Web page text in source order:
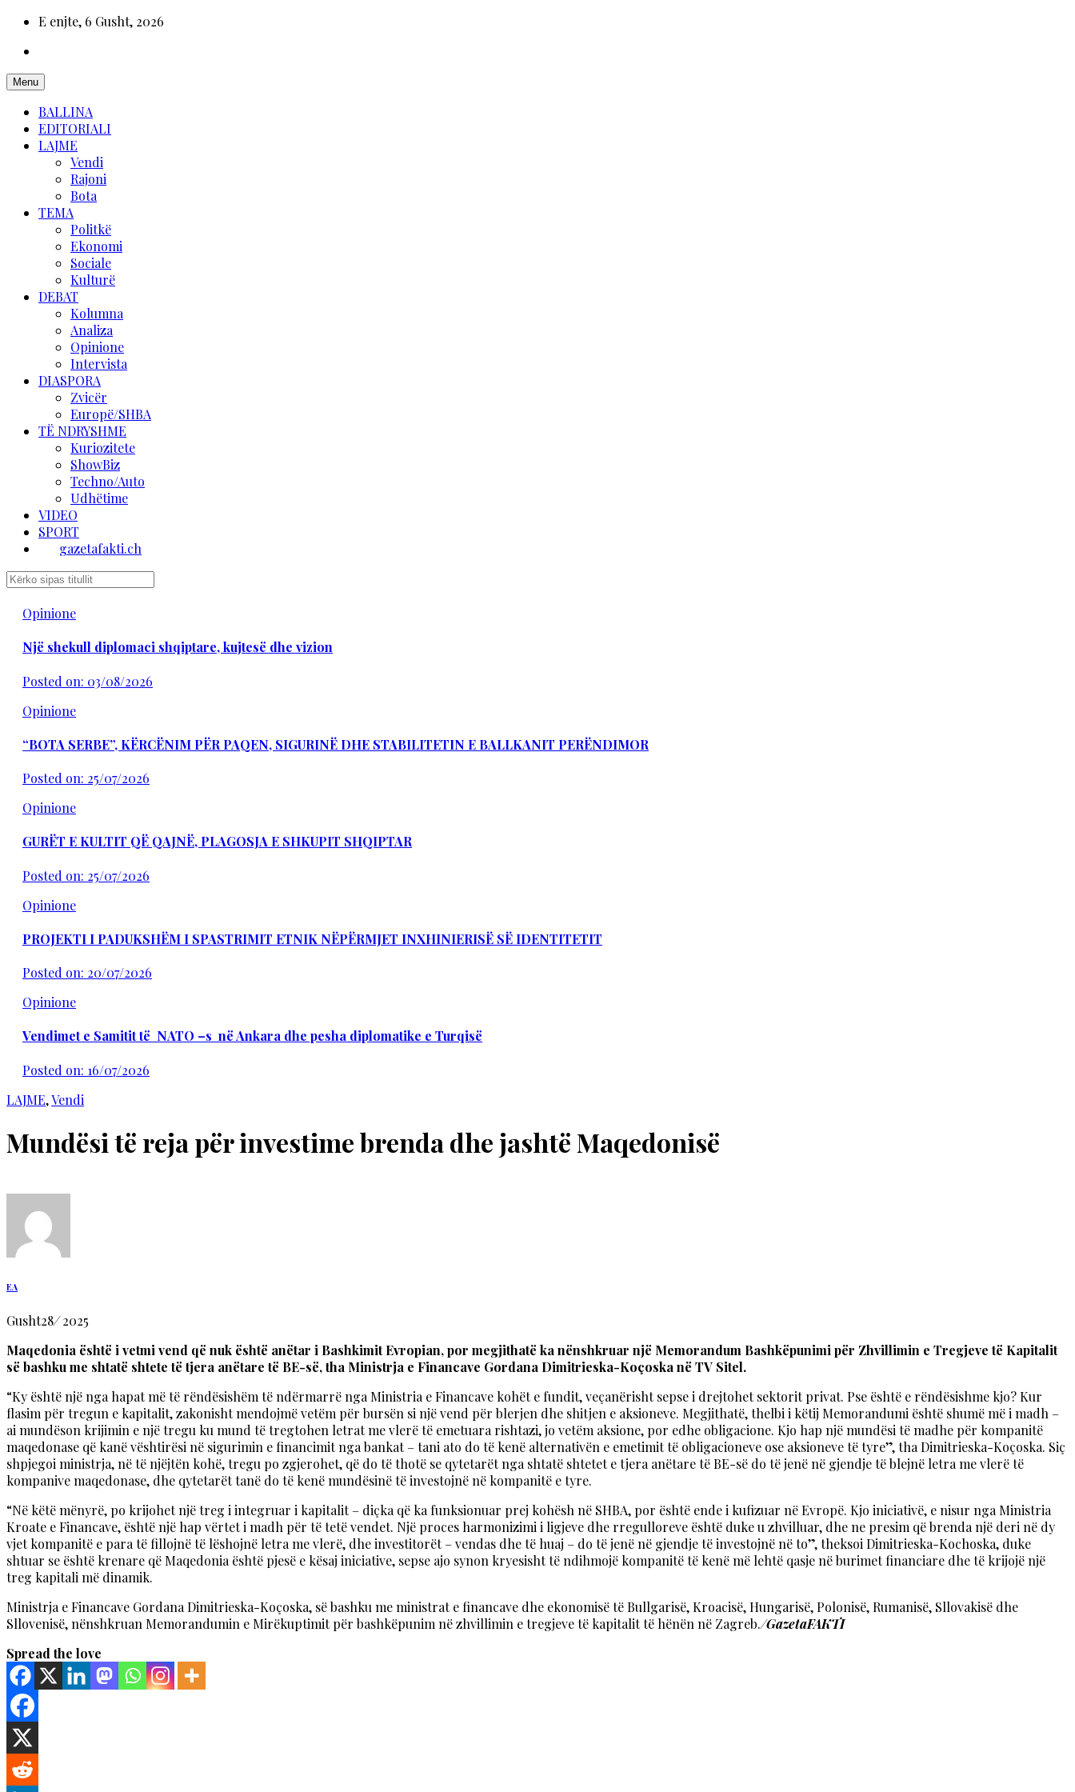
E enjte, 6 Gusht, 2026
Menu
BALLINA
EDITORIALI
LAJME
Vendi
Rajoni
Bota
TEMA
Politkë
Ekonomi
Sociale
Kulturë
DEBAT
Kolumna
Analiza
Opinione
Intervista
DIASPORA
Zvicër
Europë/SHBA
TË NDRYSHME
Kuriozitete
ShowBiz
Techno/Auto
Udhëtime
VIDEO
SPORT
gazetafakti.ch
Opinione
Një shekull diplomaci shqiptare, kujtesë dhe vizion
Posted on: 03/08/2026
Opinione
“BOTA SERBE”, KËRCËNIM PËR PAQEN, SIGURINË DHE STABILITETIN E BALLKANIT PERËNDIMOR
Posted on: 25/07/2026
Opinione
GURËT E KULTIT QË QAJNË, PLAGOSJA E SHKUPIT SHQIPTAR
Posted on: 25/07/2026
Opinione
PROJEKTI I PADUKSHËM I SPASTRIMIT ETNIK NËPËRMJET INXHINIERISË SË IDENTITETIT
Posted on: 20/07/2026
Opinione
Vendimet e Samitit të NATO –s në Ankara dhe pesha diplomatike e Turqisë
Posted on: 16/07/2026
LAJME,Vendi
Mundësi të reja për investime brenda dhe jashtë Maqedonisë
EA
Gusht28/2025
Maqedonia është i vetmi vend që nuk është anëtar i Bashkimit Evropian, por megjithatë ka nënshkruar një Memorandum Bashkëpunimi për Zhvillimin e Tregjeve të Kapitalit
së bashku me shtatë shtete të tjera anëtare të BE-së, tha Ministrja e Financave Gordana Dimitrieska-Koçoska në TV Sitel.
“Ky është një nga hapat më të rëndësishëm të ndërmarrë nga Ministria e Financave kohët e fundit, veçanërisht sepse i drejtohet sektorit privat. Pse është e rëndësishme kjo? Kur
flasim për tregun e kapitalit, zakonisht mendojmë vetëm për bursën si një vend për blerjen dhe shitjen e aksioneve. Megjithatë, thelbi i këtij Memorandumi është shumë më i madh –
ai mundëson krijimin e një tregu ku mund të tregtohen letrat me vlerë të emetuara rishtazi, jo vetëm aksione, por edhe obligacione. Kjo hap një mundësi të madhe për kompanitë
maqedonase që kanë vështirësi në sigurimin e financimit nga bankat – tani ato do të kenë alternativën e emetimit të obligacioneve ose aksioneve të tyre”, tha Dimitrieska-Koçoska. Siç
shpjegoi ministrja, në të njëjtën kohë, tregu po zgjerohet, që do të thotë se qytetarët nga shtatë shtetet e tjera anëtare të BE-së do të jenë në gjendje të blejnë letra me vlerë të
kompanive maqedonase, dhe qytetarët tanë do të kenë mundësinë të investojnë në kompanitë e tyre.
“Në këtë mënyrë, po krijohet një treg i integruar i kapitalit – diçka që ka funksionuar prej kohësh në SHBA, por është ende i kufizuar në Evropë. Kjo iniciativë, e nisur nga Ministria
Kroate e Financave, është një hap vërtet i madh për të tetë vendet. Një proces harmonizimi i ligjeve dhe rregulloreve është duke u zhvilluar, dhe ne presim që brenda një deri në dy
vjet kompanitë e para të fillojnë të lëshojnë letra me vlerë, dhe investitorët – vendas dhe të huaj – do të jenë në gjendje të investojnë në to”, theksoi Dimitrieska-Kochoska, duke
shtuar se është krenare që Maqedonia është pjesë e kësaj iniciative, sepse ajo synon kryesisht të ndihmojë kompanitë të kenë më lehtë qasje në burimet financiare dhe të krijojë një
treg kapitali më dinamik.
Ministrja e Financave Gordana Dimitrieska-Koçoska, së bashku me ministrat e financave dhe ekonomisë të Bullgarisë, Kroacisë, Hungarisë, Polonisë, Rumanisë, Sllovakisë dhe
Sllovenisë, nënshkruan Memorandumin e Mirëkuptimit për bashkëpunim në zhvillimin e tregjeve të kapitalit të hënën në Zagreb./GazetaFAKTI
Spread the love